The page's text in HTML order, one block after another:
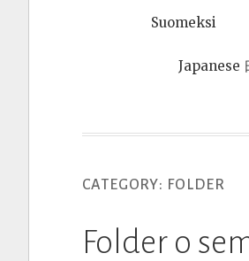
Suomeksi
Japanese
CATEGORY: FOLDER
Folder o